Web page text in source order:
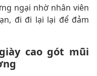
ngại nhờ nhân viên
đi đi lại lại để đảm
cao gót mũi